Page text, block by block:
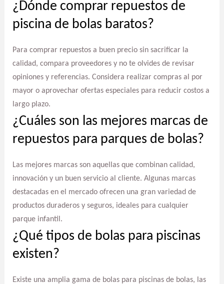
¿Dónde comprar repuestos de
piscina de bolas baratos?
Para comprar repuestos a buen precio sin sacrificar la
calidad, compara proveedores y no te olvides de revisar
opiniones y referencias. Considera realizar compras al por
mayor o aprovechar ofertas especiales para reducir costos a
largo plazo.
¿Cuáles son las mejores marcas de
repuestos para parques de bolas?
Las mejores marcas son aquellas que combinan calidad,
innovación y un buen servicio al cliente. Algunas marcas
destacadas en el mercado ofrecen una gran variedad de
productos duraderos y seguros, ideales para cualquier
parque infantil.
¿Qué tipos de bolas para piscinas
existen?
Existe una amplia gama de bolas para piscinas de bolas, las